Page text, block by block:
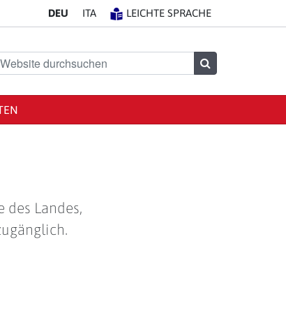
DEU ITA LEICHTE SPRACHE
durchsuchen
Landes,